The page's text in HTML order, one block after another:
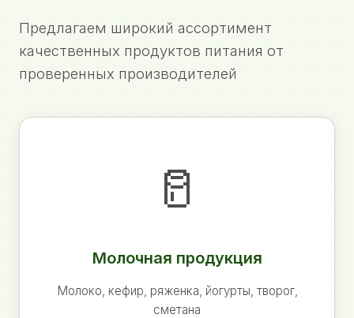
Предлагаем широкий ассортимент
качественных продуктов питания от
проверенных производителей
🥛
Молочная продукция
Молоко, кефир, ряженка, йогурты, творог,
сметана